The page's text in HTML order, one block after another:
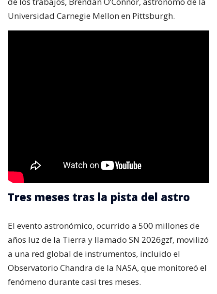
Universidad Carnegie Mellon en Pittsburgh.
Tres meses tras la pista del astro
El evento astronómico, ocurrido a 500 millones de
años luz de la Tierra y llamado SN 2026gzf, movilizó
a una red global de instrumentos, incluido el
Observatorio Chandra de la NASA, que monitoreó el
fenómeno durante casi tres meses.